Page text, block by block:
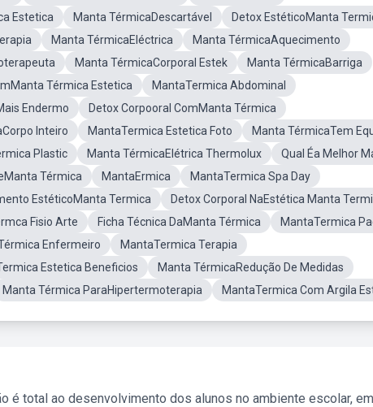
Estetica Manta TérmicaDescartável
Detox EstéticoManta
Manta TérmicaEléctrica
Manta TérmicaAquecimento
Manta TérmicaCorporal Estek
Manta TérmicaBarriga
Térmica Estetica
MantaTermica Abdominal
Endermo
Detox Corpooral ComManta Térmica
Inteiro MantaTermica Estetica Foto
Manta TérmicaTem
Plastic Manta TérmicaElétrica Thermolux
Qual Éa Melhor
Térmica MantaErmica
MantaTermica Spa Day
EstéticoManta Termica
Detox Corporal NaEstética Manta
Fisio Arte Ficha Técnica DaManta Térmica
MantaTermica
Enfermeiro
MantaTermica Terapia
Estetica Beneficios
Manta TérmicaRedução De Medidas
Manta Térmica ParaHipertermoterapia MantaTermica Com Argila
é total ao desenvolvimento dos alunos no ambiente escolar,